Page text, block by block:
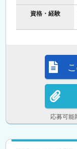
資格・経験
応募可